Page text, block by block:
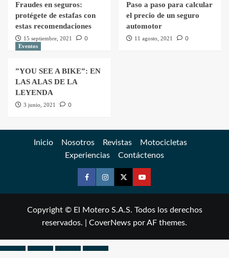
Fraudes en seguros:
protégete de estafas con
estas recomendaciones
15 septiembre, 2021 0
Paso a paso para calcular
el precio de un seguro
automotor
11 agosto, 2021 0
Eventos
”YOU SEE A BIKE”: EN
LAS ALAS DE LA
LEYENDA
3 junio, 2021 0
Inicio Nosotros Revistas
Motocicletas
Experiencias
Contáctenos
Copyright © El Motero S.A.S. Todos los derechos
reservados.
CoverNews por AF themes.